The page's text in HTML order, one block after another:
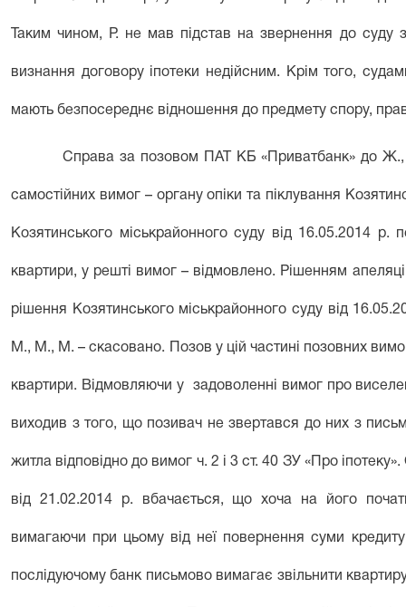
Таким чином, Р. не мав підстав на звернення до
визнання договору іпотеки недійсним. Крім того,
мають безпосереднє відношення до предмету спору, прав
Справа за позовом ПАТ КБ «Приватбанк» до
самостійних вимог – органу опіки та піклування
Козятинського міськрайонного суду від 16.05.2014
квартири, у решті вимог – відмовлено. Рішенням
рішення Козятинського міськрайонного суду від
М., М., М. – скасовано. Позов у цій частині позовних
квартири. Відмовляючи у задоволенні вимог про
виходив з того, що позивач не звертався до них з
житла відповідно до вимог ч. 2 і 3 ст. 40 ЗУ «Про
від 21.02.2014 р. вбачається, що хоча на його
вимагаючи при цьому від неї повернення суми
послідуючому банк письмово вимагає звільнити квартиру